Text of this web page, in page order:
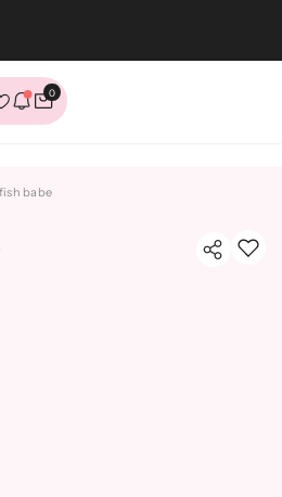
00
itens
babe